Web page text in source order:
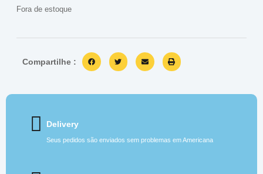
Fora de estoque
Compartilhe :
Delivery
Seus pedidos são enviados sem problemas em Americana